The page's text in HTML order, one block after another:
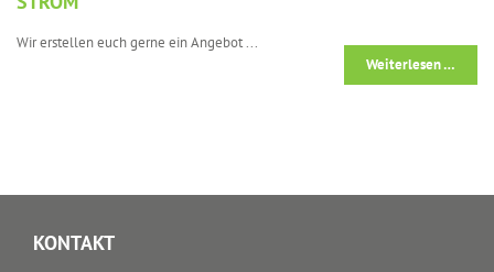
Wir erstellen euch gerne ein Angebot ...
Weiterlesen …
KONTAKT